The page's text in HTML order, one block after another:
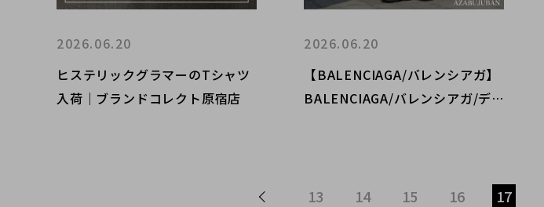
ヒステリックグラマーのTシャツ
入荷｜ブランドコレクト原宿店
2026.06.20
【BALENCIAGA/バレンシアガ】
BALENCIAGA/バレンシアガ/デ
2026.06.20
13 14 15 16 17